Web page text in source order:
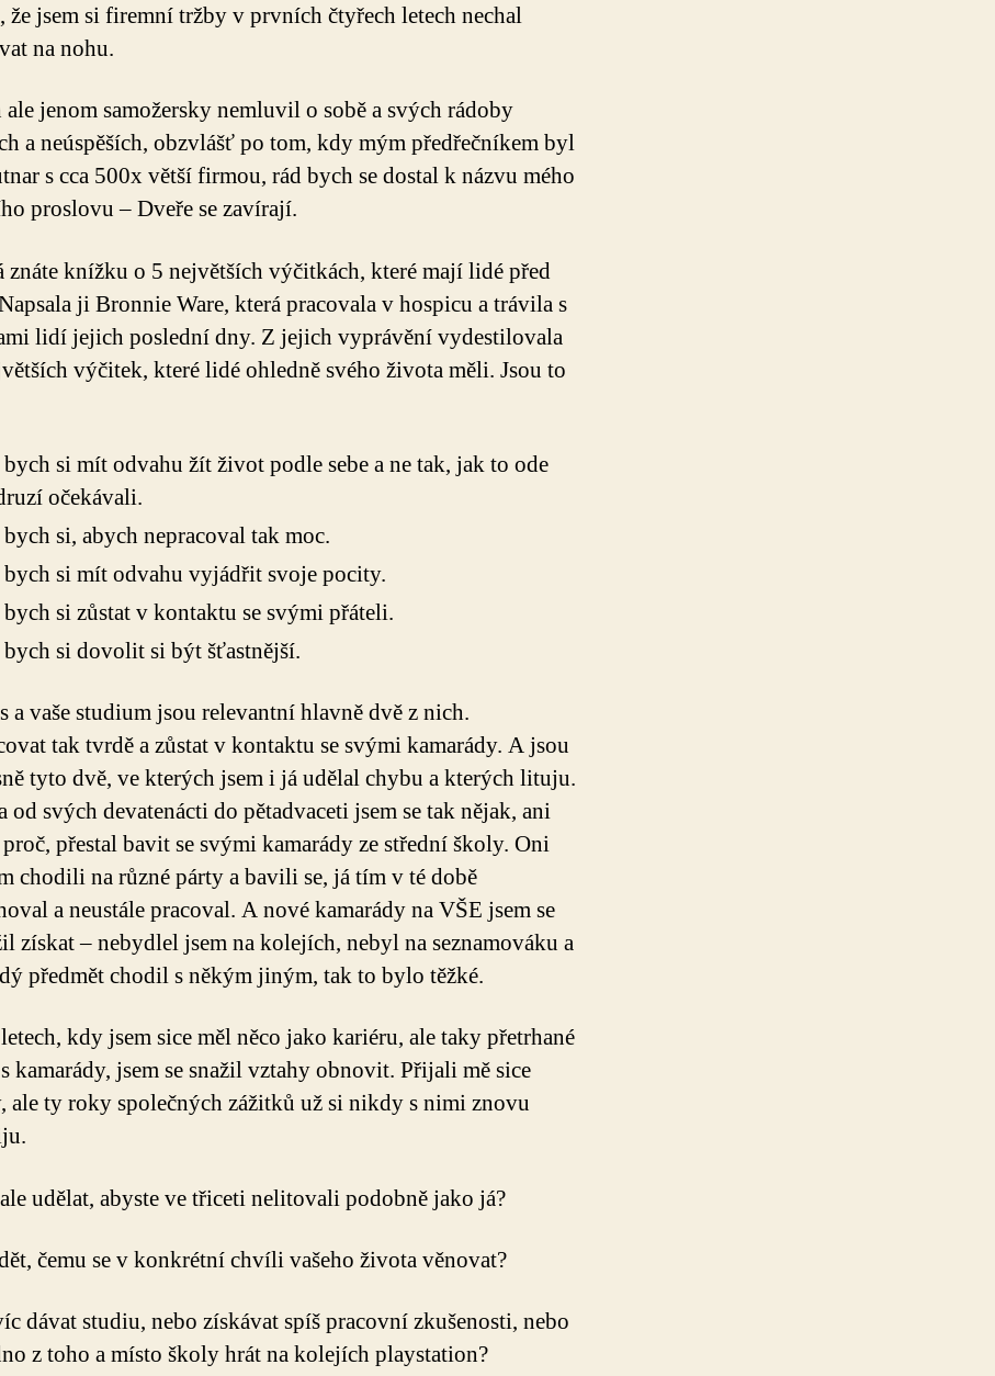
že jsem si firemní tržby v prvních čtyřech letech nechal
na nohu.
jenom samožersky nemluvil o sobě a svých rádoby
a neúspěších, obzvlášť po tom, kdy mým předřečníkem byl
s cca 500x větší firmou, rád bych se dostal k názvu mého
proslovu – Dveře se zavírají.
znáte knížku o 5 největších výčitkách, které mají lidé před
ji Bronnie Ware, která pracovala v hospicu a trávila s
lidí jejich poslední dny. Z jejich vyprávění vydestilovala
výčitek, které lidé ohledně svého života měli. Jsou to
si mít odvahu žít život podle sebe a ne tak, jak to ode
očekávali.
si, abych nepracoval tak moc.
bych si mít odvahu vyjádřit svoje pocity.
si zůstat v kontaktu se svými přáteli.
si dovolit si být šťastnější.
a vaše studium jsou relevantní hlavně dvě z nich.
tak tvrdě a zůstat v kontaktu se svými kamarády. A jsou
tyto dvě, ve kterých jsem i já udělal chybu a kterých lituju.
od svých devatenácti do pětadvaceti jsem se tak nějak, ani
přestal bavit se svými kamarády ze střední školy. Oni
chodili na různé párty a bavili se, já tím v té době
a neustále pracoval. A nové kamarády na VŠE jsem se
získat – nebydlel jsem na kolejích, nebyl na seznamováku a
předmět chodil s někým jiným, tak to bylo těžké.
kdy jsem sice měl něco jako kariéru, ale taky přetrhané
kamarády, jsem se snažil vztahy obnovit. Přijali mě sice
ale ty roky společných zážitků už si nikdy s nimi znovu
udělat, abyste ve třiceti nelitovali podobně jako já?
čemu se v konkrétní chvíli vašeho života věnovat?
dávat studiu, nebo získávat spíš pracovní zkušenosti, nebo
z toho a místo školy hrát na kolejích playstation?